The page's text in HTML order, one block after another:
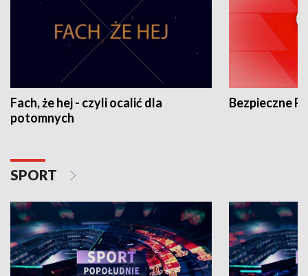
Fach, że hej - czyli ocalić dla
potomnych
Bezpieczne
SPORT